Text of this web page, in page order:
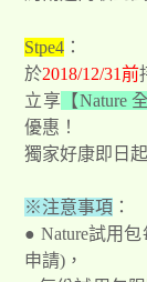
Stpe4 ：
於2018/12/31前
立享 【Nature
優惠！
獨家好康即日
※注意事項 ：
● Nature試用
申請)，